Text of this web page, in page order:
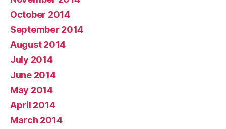
October 2014
September 2014
August 2014
July 2014
June 2014
May 2014
April 2014
March 2014